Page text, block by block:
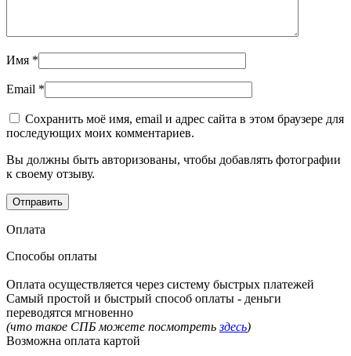
Имя *
Email *
Сохранить моё имя, email и адрес сайта в этом браузере для
последующих моих комментариев.
Вы должны быть авторизованы, чтобы добавлять фотографии
к своему отзыву.
Оплата
Способы оплаты
Оплата осуществляется через систему быстрых платежей
Самый простой и быстрый способ оплаты - деньги
переводятся мгновенно
(что такое СПБ можете посмотретьздесь)
Возможна оплата картой